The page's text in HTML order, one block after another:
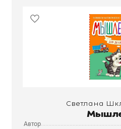
Светлана
Автор